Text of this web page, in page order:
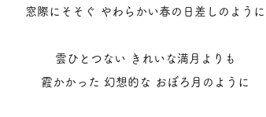
窓際にそそぐ やわらかい春の日差しのように
雲ひとつない きれいな満月よりも
霞かかった 幻想的な おぼろ月のように